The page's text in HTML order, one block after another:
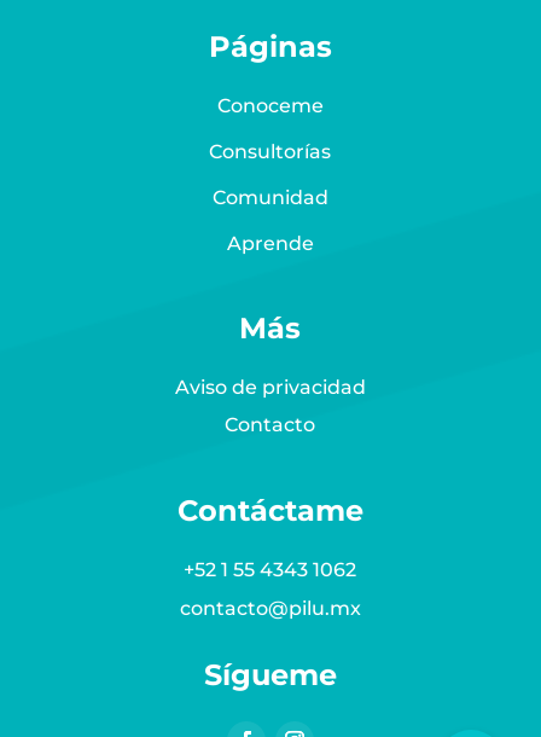
Páginas
Conoceme
Consultorías
Comunidad
Aprende
Más
Aviso de privacidad
Contacto
Contáctame
+52 1 55 4343 1062
contacto@pilu.mx
Sígueme